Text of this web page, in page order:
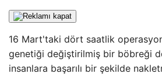
16 Mart'taki dört saatlik
genetiği değiştirilmiş bir böbreği
insanlara başarılı bir şekilde